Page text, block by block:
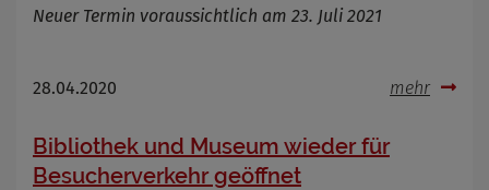
Neuer Termin voraussichtlich am 23. Juli 2021
28.04.2020 mehr
Bibliothek und Museum wieder für
Besucherverkehr geöffnet